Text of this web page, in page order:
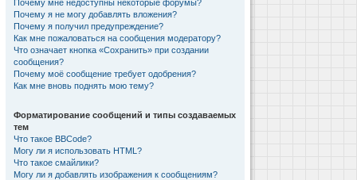
Почему мне недоступны некоторые форумы?
Почему я не могу добавлять вложения?
Почему я получил предупреждение?
Как мне пожаловаться на сообщения модератору?
Что означает кнопка «Сохранить» при создании
сообщения?
Почему моё сообщение требует одобрения?
Как мне вновь поднять мою тему?
Форматирование сообщений и типы создаваемых
тем
Что такое BBCode?
Могу ли я использовать HTML?
Что такое смайлики?
Могу ли я добавлять изображения к сообщениям?